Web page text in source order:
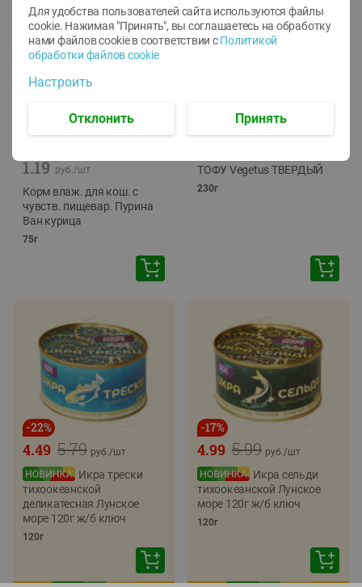
1.19 руб./шт
Корм влаж. для кош. с
чувств. пищевар. Пурина
Ван курица
75г
ТОФУ Vegetus ТВЕРДЫЙ
230г
-22%
5.79
4.49 руб./шт
Икра трески
тихоокеанской
деликатесная Лунское
море 120г ж/б ключ
120г
-17%
5.99
4.99 руб./шт
Икра сельди
тихоокеанской Лунское
море 120г ж/б ключ
120г
Для удобства пользователей сайта используются файлы
cookie. Нажимая "Принять", вы соглашаетесь на обработку
нами файлов cookie в соответствии с Политикой
обработки файлов cookie
Настроить
Отклонить Принять